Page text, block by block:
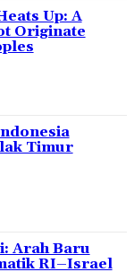
Up: A
Originate
Timur
Arah Baru
RI–Israel